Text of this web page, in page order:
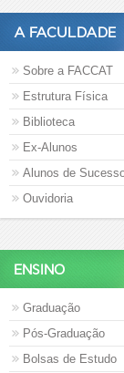
A FACULDADE
Sobre a FACCAT
Estrutura Física
Biblioteca
Ex-Alunos
Alunos de
Ouvidoria
ENSINO
Graduação
Pós-Graduação
Bolsas de Estudo